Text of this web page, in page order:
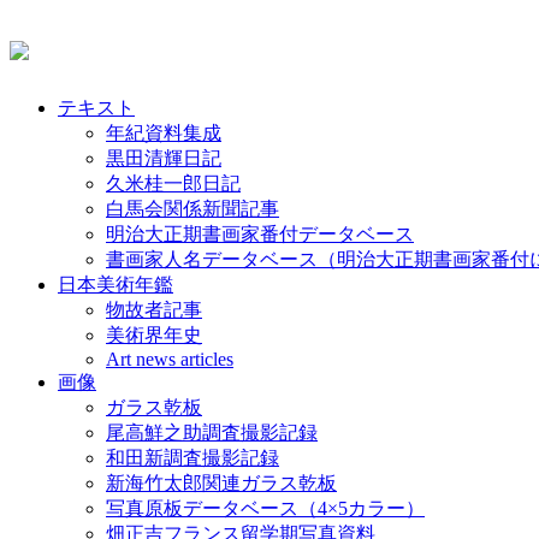
テキスト
年紀資料集成
黒田清輝日記
久米桂一郎日記
白馬会関係新聞記事
明治大正期書画家番付データベース
書画家人名データベース（明治大正期書画家番付
日本美術年鑑
物故者記事
美術界年史
Art news articles
画像
ガラス乾板
尾高鮮之助調査撮影記録
和田新調査撮影記録
新海竹太郎関連ガラス乾板
写真原板データベース（4×5カラー）
畑正吉フランス留学期写真資料